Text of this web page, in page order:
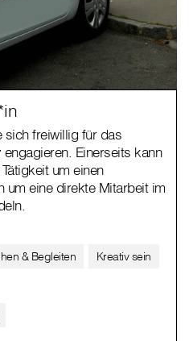
sich freiwillig für das
Einerseits kann
um einen
um eine direkte Mitarbeit im
& Begleiten Kreativ sein